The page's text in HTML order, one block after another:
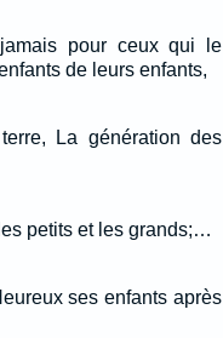
pour ceux qui le
de leurs enfants,
La génération des
petits et les grands;…
ses enfants après